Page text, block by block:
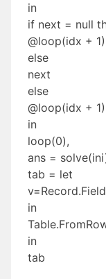
in
if next = null
@loop(idx + 1)
else
next
else
@loop(idx + 1)
in
loop(0),
ans =
tab = let
in
in
tab